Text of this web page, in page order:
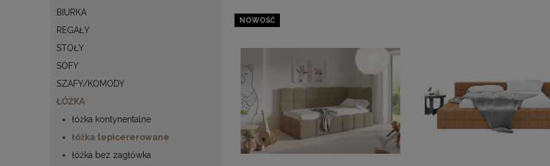
BIURKA
REGAŁY
STOŁY
SOFY
SZAFY/KOMODY
ŁÓŻKA
łóżka kontynentalne
łóżka tepicererowane
łóżka bez zagłówka
NOWOŚĆ